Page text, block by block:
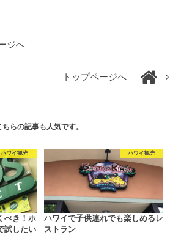
ジへ
トップページへ
ちらの記事も人気です。
ハワイ観光
べき！ホ
試したい
ハワイ観光
ハワイで子供連れでも楽しめるレ
ストラン